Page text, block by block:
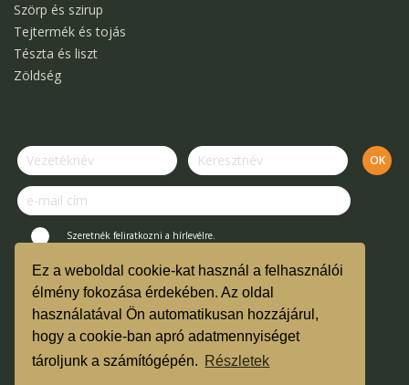
Ez a weboldal cookie-kat használ a felhasználói
élmény fokozása érdekében. Az oldal
használatával Ön automatikusan hozzájárul,
hogy a cookie-ban apró adatmennyiséget
tároljunk a számítógépén. Részletek
Szörp és szirup
Tejtermék és tojás
Tészta és liszt
Zöldség
Szeretnék feliratkozni a hírlevélre.
© Kertek Íze Bevásárló Közösség.
Vásárlási útmutató és ÁSZF
TMR